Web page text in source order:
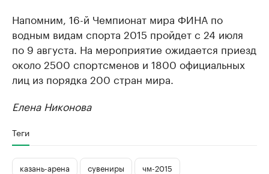
Напомним, 16-й Чемпионат мира ФИНА по
водным видам спорта 2015 пройдет с 24 июля
по 9 августа. На мероприятие ожидается приезд
около 2500 спортсменов и 1800 официальных
лиц из порядка 200 стран мира.
Елена Никонова
Теги
казань-арена сувениры чм-2015